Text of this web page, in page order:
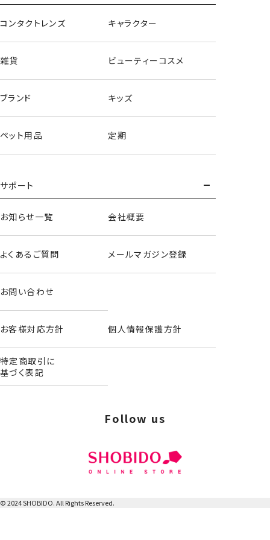
ヘアクリップset
＜ツイード＞
ヘアクリップset
＜パール＞
コンタクトレンズ キャラクター
雑貨 ビューティーコスメ
ブランド キッズ
ペット用品 定期
サポート
お知らせ一覧 会社概要
よくあるご質問 メールマガジン登録
お問い合わせ
お客様対応方針 個人情報保護方針
特定商取引に
基づく表記
© 2024 SHOBIDO. All Rights Reserved.
Follow us